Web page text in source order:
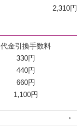
2,310円
代金引換手数料
330円
440円
660円
1,100円